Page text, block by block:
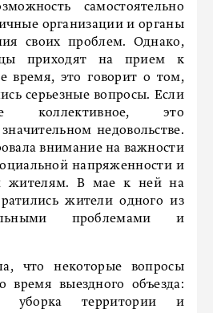
самостоятельно
организации и органы
своих проблем. Однако,
приходят на прием к
время, это говорит о том,
серьезные вопросы. Если
коллективное, это
недовольстве.
внимание на важности
напряженности и
жителям. В мае к ней на
жители одного из
проблемами и
что некоторые вопросы
время выездного объезда:
уборка территории и